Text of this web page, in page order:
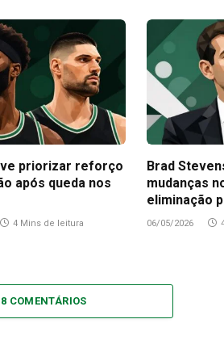
priorizar reforço
após queda nos
4 Mins de leitura
Brad
mudanças
eliminação
06/05/2026
COMENTÁRIOS